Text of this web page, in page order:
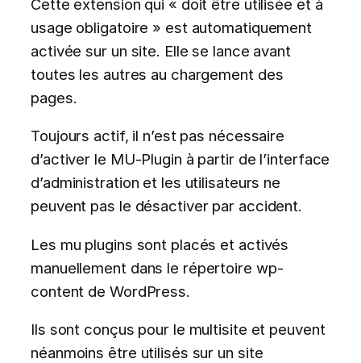
Cette extension qui « doit être utilisée et à
usage obligatoire » est automatiquement
activée sur un site. Elle se lance avant
toutes les autres au chargement des
pages.
Toujours actif, il n’est pas nécessaire
d’activer le MU-Plugin à partir de l’interface
d’administration et les utilisateurs ne
peuvent pas le désactiver par accident.
Les mu plugins sont placés et activés
manuellement dans le répertoire wp-
content de WordPress.
Ils sont conçus pour le multisite et peuvent
néanmoins être utilisés sur un site